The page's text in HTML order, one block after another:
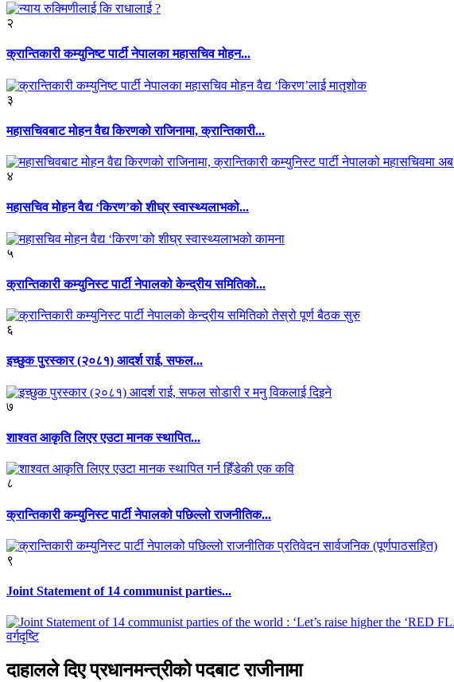
२
क्रान्तिकारी कम्युनिष्ट पार्टी नेपालका महासचिव मोहन...
३
महासचिवबाट मोहन वैद्य किरणको राजिनामा, क्रान्तिकारी...
४
महासचिव मोहन वैद्य ‘किरण’को शीघ्र स्वास्थ्यलाभको...
५
क्रान्तिकारी कम्युनिस्ट पार्टी नेपालको केन्द्रीय समितिको...
६
इच्छुक पुरस्कार (२०८१) आदर्श राई, सफल...
७
शाश्वत आकृति लिएर एउटा मानक स्थापित...
८
क्रान्तिकारी कम्युनिस्ट पार्टी नेपालको पछिल्लो राजनीतिक...
९
Joint Statement of 14 communist parties...
वर्गदृष्टि
दाहालले दिए प्रधानमन्त्रीको पदबाट राजीनामा